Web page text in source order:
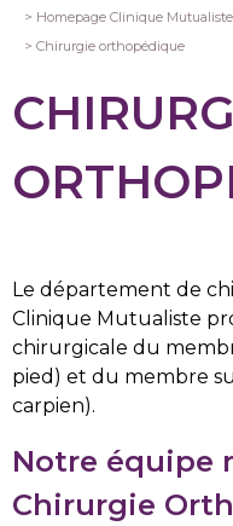
d'Ariane
Homepage Clinique Mutualiste
Chirurgie orthopédique
Le département de
Clinique Mutualiste
chirurgicale du
pied) et du membre
carpien).
Notre équipe
Chirurgie